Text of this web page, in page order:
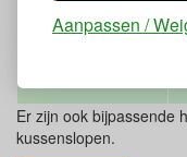
Aanpassen /
200 x 220 cm.
Er zijn ook bijpassende
kussenslopen.